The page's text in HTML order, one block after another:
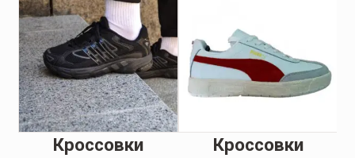
Кроссовки
Кроссовки